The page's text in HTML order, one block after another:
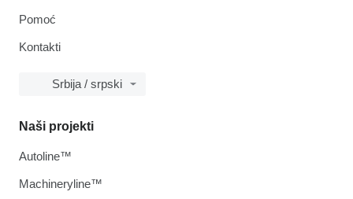
Pomoć
Kontakti
Srbija / srpski
Naši projekti
Autoline™
Machineryline™